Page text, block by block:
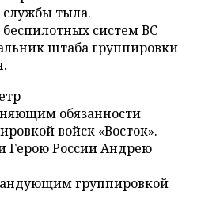
службы тыла.
систем ВС
штаба группировки
обязанности
войск «Восток».
Герою России Андрею
группировкой